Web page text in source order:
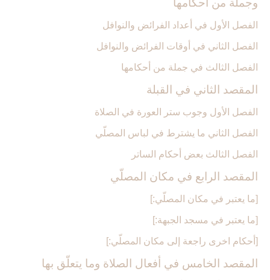
وجملة من أحكامها
الفصل الأول في أعداد الفرائض والنوافل‏
الفصل الثاني في أوقات الفرائض والنوافل‏
الفصل الثالث في جملة من أحكامها
المقصد الثاني في القبلة
الفصل الأول وجوب ستر العورة في الصلاة
الفصل الثاني ما يشترط في لباس المصلّي‏
الفصل الثالث بعض أحكام الساتر
المقصد الرابع في مكان المصلّي‏
[ما يعتبر في مكان المصلّي:]
[ما يعتبر في مسجد الجبهة:]
[أحكام اخرى راجعة إلى مكان المصلّي:]
المقصد الخامس في أفعال الصلاة وما يتعلّق بها